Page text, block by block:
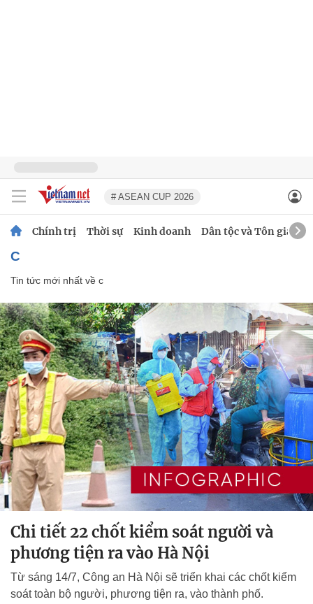
# ASEAN CUP 2026
Chính trị Thời sự Kinh doanh Dân tộc và Tôn giáo
c
Tin tức mới nhất về c
Chi tiết 22 chốt kiểm soát người và
phương tiện ra vào Hà Nội
Từ sáng 14/7, Công an Hà Nội sẽ triển khai các chốt kiểm
soát toàn bộ người, phương tiện ra, vào thành phố.